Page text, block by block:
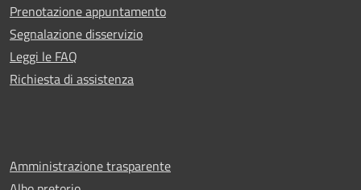
Prenotazione appuntamento
Segnalazione disservizio
Leggi le FAQ
Richiesta di assistenza
Amministrazione trasparente